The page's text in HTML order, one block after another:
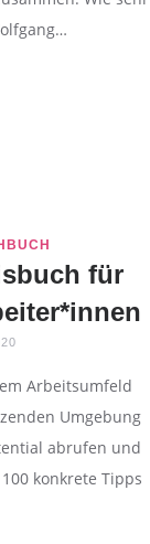
für
Arbeitsumfeld
Umgebung
abrufen und
konkrete Tipps